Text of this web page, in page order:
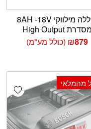
סוללה מילווקי 8AH -18V
מסדרת High Output
₪879 (כולל מע"מ)
מהמלאי